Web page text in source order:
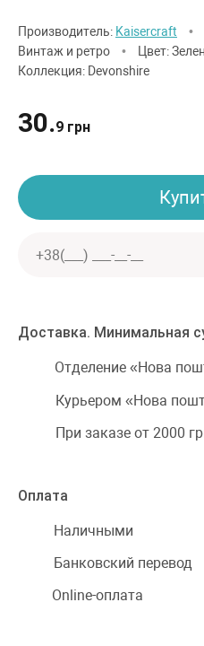
Производитель: Kaisercraft •
Винтаж и ретро
• Цвет:
Коллекция: Devonshire
30.9 грн
Доставка. Минимальная
Отделение «Нова
Курьером «Нова
При заказе от 2000
Оплата
Наличными
Банковский перевод
Online-оплата